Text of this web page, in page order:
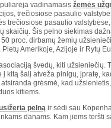
vadinamasisžemės
trečiosiose pasaulio
trečiosiose pasaulio
Šis pelno siekimas
proc. dirbamų žemių
Amerikoje, Azijoje ir Rytų
švedų, kiti užsieniečių.
kitą šalį atveža pinigų, įpratę,
grėsmė, kad
kitiems.
pelną ir sėdi sau
danams. Kam jiems teršti